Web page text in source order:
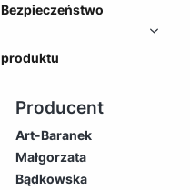
Bezpieczeństwo
produktu
Producent
Art-Baranek
Małgorzata
Bądkowska